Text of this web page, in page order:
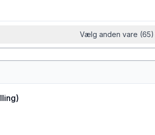
Vælg anden vare (65)
)